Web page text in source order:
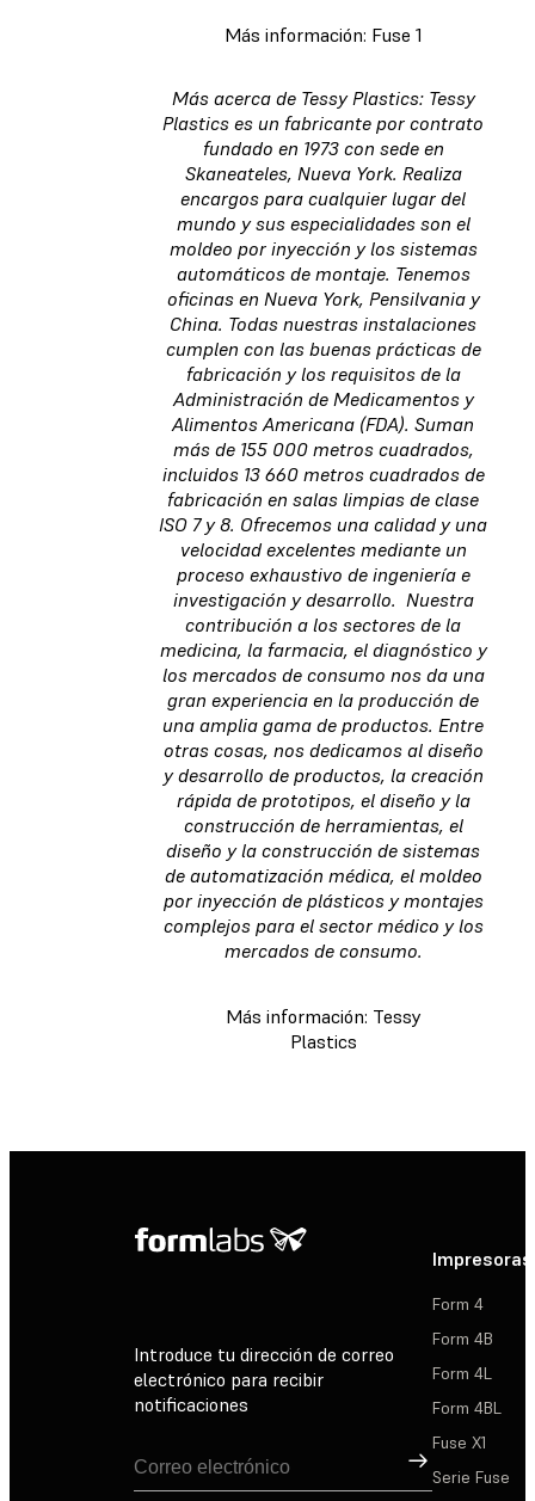
Más información: Fuse 1
Más acerca de Tessy Plastics: Tessy
Plastics es un fabricante por contrato
fundado en 1973 con sede en
Skaneateles, Nueva York. Realiza
encargos para cualquier lugar del
mundo y sus especialidades son el
moldeo por inyección y los sistemas
automáticos de montaje. Tenemos
oficinas en Nueva York, Pensilvania y
China. Todas nuestras instalaciones
cumplen con las buenas prácticas de
fabricación y los requisitos de la
Administración de Medicamentos y
Alimentos Americana (FDA). Suman
más de 155 000 metros cuadrados,
incluidos 13 660 metros cuadrados de
fabricación en salas limpias de clase
ISO 7 y 8. Ofrecemos una calidad y una
velocidad excelentes mediante un
proceso exhaustivo de ingeniería e
investigación y desarrollo. Nuestra
contribución a los sectores de la
medicina, la farmacia, el diagnóstico y
los mercados de consumo nos da una
gran experiencia en la producción de
una amplia gama de productos. Entre
otras cosas, nos dedicamos al diseño
y desarrollo de productos, la creación
rápida de prototipos, el diseño y la
construcción de herramientas, el
diseño y la construcción de sistemas
de automatización médica, el moldeo
por inyección de plásticos y montajes
complejos para el sector médico y los
mercados de consumo.
Más información: Tessy
Plastics
Introduce tu dirección de correo
electrónico para recibir
notificaciones
Suscribirse
Impresoras
Form 4
Form 4B
Form 4L
Form 4BL
Fuse X1
Serie Fuse